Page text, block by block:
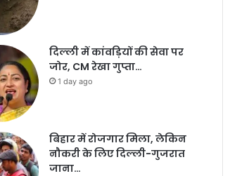
दिल्ली में कांवड़ियों की सेवा पर
जोर, CM रेखा गुप्ता…
1 day ago
बिहार में रोजगार मिला, लेकिन
नौकरी के लिए दिल्ली-गुजरात
जाना…